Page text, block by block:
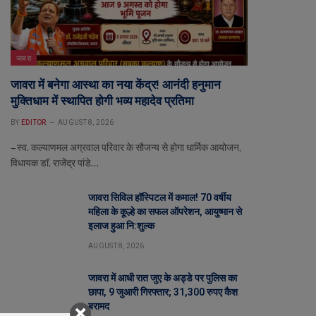
जावरा
जावरा में बनेगा आस्था का नया केंद्र! आनंदी हनुमान
मुक्तिधाम में स्थापित होगी भव्य महादेव प्रतिमा
BY EDITOR AUGUST 8, 2026
– स्व. कल्याणमल अग्रवाल परिवार के सौजन्य से होगा धार्मिक आयोजन,
विधायक डॉ. राजेंद्र पांडे…
जावरा सिविल हॉस्पिटल में कमाल! 70 वर्षीय
महिला के कूल्हे का सफल ऑपरेशन, आयुष्मान से
इलाज हुआ नि:शुल्क
AUGUST 8, 2026
जावरा में आधी रात जुए के अड्डे पर पुलिस का
छापा, 9 जुआरी गिरफ्तार; 31,300 रुपए कैश
बरामद